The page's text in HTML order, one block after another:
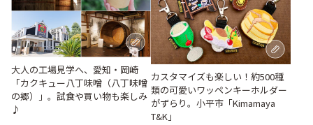
大人の工場見学へ、愛知・岡崎
「カクキュー八丁味噌（八丁味噌
の郷）」。試食や買い物も楽しみ
♪
カスタマイズも楽しい！約500種
類の可愛いワッペンキーホルダー
がずらり。小平市「Kimamaya
T&K」